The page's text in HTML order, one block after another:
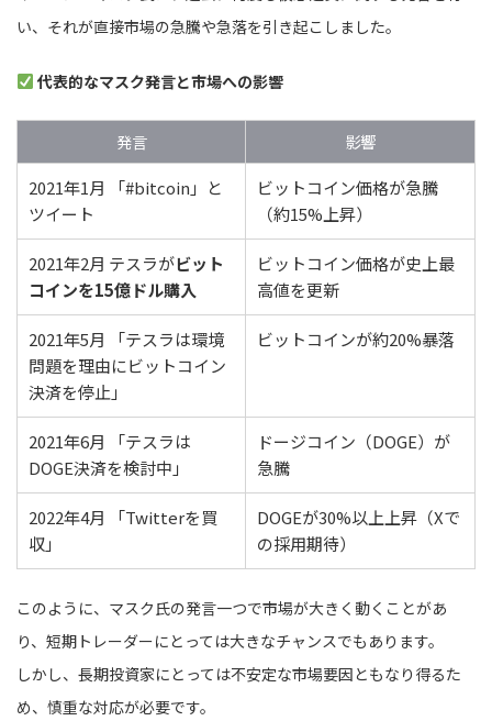
い、それが直接市場の急騰や急落を引き起こしました。
代表的なマスク発言と市場への影響
発言
影響
2021年1月 「#bitcoin」と
ツイート
ビットコイン価格が急騰
（約15%上昇）
2021年2月 テスラがビット
コインを15億ドル購入
ビットコイン価格が史上最
高値を更新
2021年5月 「テスラは環境
問題を理由にビットコイン
決済を停止」
ビットコインが約20%暴落
2021年6月 「テスラは
DOGE決済を検討中」
ドージコイン（DOGE）が
急騰
2022年4月 「Twitterを買
収」
DOGEが30%以上上昇（Xで
の採用期待）
このように、マスク氏の発言一つで市場が大きく動くことがあ
り、短期トレーダーにとっては大きなチャンスでもあります。
しかし、長期投資家にとっては不安定な市場要因ともなり得るた
め、慎重な対応が必要です。